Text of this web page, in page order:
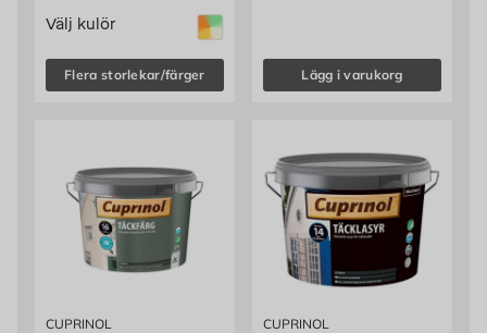
Välj kulör
Flera storlekar/färger Lägg i varukorg
CUPRINOL CUPRINOL